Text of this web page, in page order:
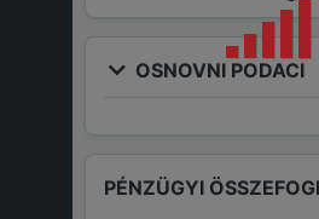
OSNOVNI PODACI
PÉNZÜGYI